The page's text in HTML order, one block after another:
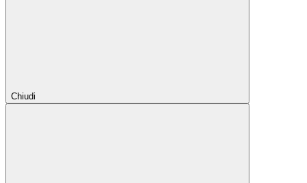
Chiudi